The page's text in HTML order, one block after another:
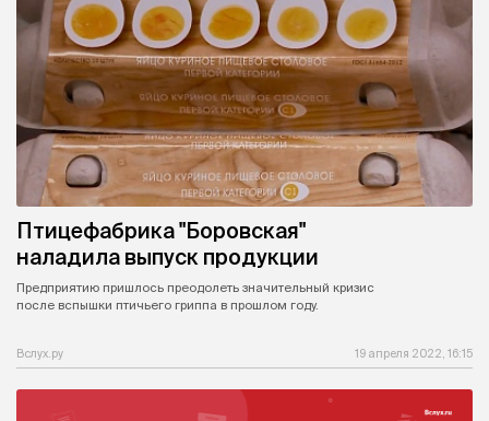
Птицефабрика "Боровская"
наладила выпуск продукции
Предприятию пришлось преодолеть значительный кризис
после вспышки птичьего гриппа в прошлом году.
Вслух.ру 19 апреля 2022, 16:15